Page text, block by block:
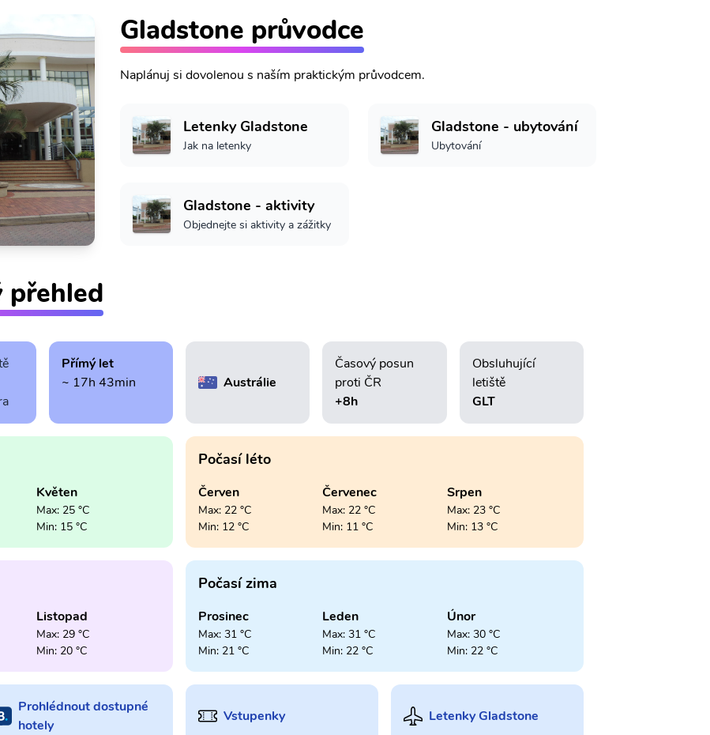
Gladstone průvodce
Naplánuj si dovolenou s naším praktickým průvodcem.
Letenky Gladstone
Jak na letenky
Gladstone - ubytování
Ubytování
Gladstone - aktivity
Objednejte si aktivity a zážitky
přehled
Přímý let
~ 17h 43min
Austrálie
Časový posun
proti ČR
+8h
Obsluhující
letiště
GLT
Květen
Max: 25 °C
Min: 15 °C
Počasí léto
Červen
Max: 22 °C
Min: 12 °C
Červenec
Max: 22 °C
Min: 11 °C
Srpen
Max: 23 °C
Min: 13 °C
Listopad
Max: 29 °C
Min: 20 °C
Počasí zima
Prosinec
Max: 31 °C
Min: 21 °C
Leden
Max: 31 °C
Min: 22 °C
Únor
Max: 30 °C
Min: 22 °C
Prohlédnout dostupné
hotely
Vstupenky Letenky Gladstone